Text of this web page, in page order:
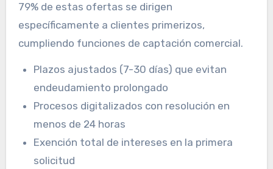
79% de estas ofertas se dirigen
específicamente a clientes primerizos,
cumpliendo funciones de captación comercial.
Plazos ajustados (7-30 días) que evitan
endeudamiento prolongado
Procesos digitalizados con resolución en
menos de 24 horas
Exención total de intereses en la primera
solicitud